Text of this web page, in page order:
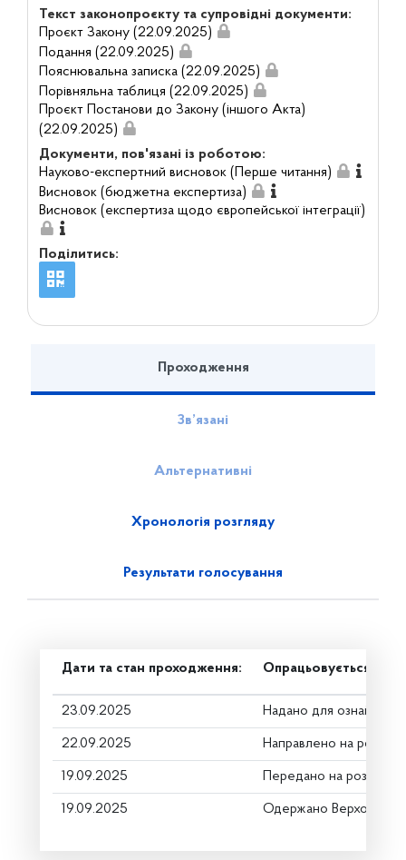
Текст законопроєкту та супровідні документи:
Проєкт Закону (22.09.2025)
Подання (22.09.2025)
Пояснювальна записка (22.09.2025)
Порівняльна таблиця (22.09.2025)
Проєкт Постанови до Закону (іншого Акта)
(22.09.2025)
Документи, пов'язані із роботою:
Науково-експертний висновок (Перше читання)
Висновок (бюджетна експертиза)
Висновок (експертиза щодо європейської інтеграції)
Поділитись:
Проходження
Зв’язані
Альтернативні
Хронологія розгляду
Результати голосування
Дати та стан проходження: Опрацьовується в
23.09.2025 Надано для
22.09.2025 Направлено на
19.09.2025 Передано на розгляд
19.09.2025 Одержано Верховною